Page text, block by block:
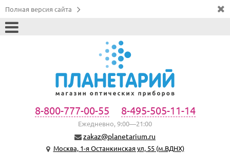
Полная версия сайта
8-800-777-00-55 8-495-505-11-14
Ежедневно, 9:00—21:00
zakaz@planetarium.ru
Москва, 1-я Останкинская ул, 55 (м.ВДНХ)